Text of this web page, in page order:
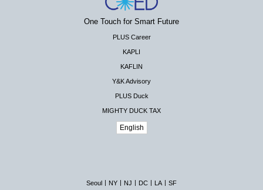
One Touch for Smart Future
PLUS Career
KAPLI
KAFLIN
Y&K Advisory
PLUS Duck
MIGHTY DUCK TAX
English
Seoul NY NJ DC LA SF